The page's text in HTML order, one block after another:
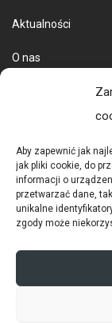
Aby zapewnić jak
jak pliki cookie, do
informacji o
przetwarzać dane,
unikalne
zgody może
Aktualności
O nas
Dostawa towarów